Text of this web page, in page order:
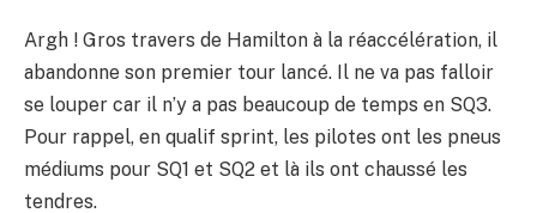
Argh ! Gros travers de Hamilton à la réaccélération, il
abandonne son premier tour lancé. Il ne va pas falloir
se louper car il n’y a pas beaucoup de temps en SQ3.
Pour rappel, en qualif sprint, les pilotes ont les pneus
médiums pour SQ1 et SQ2 et là ils ont chaussé les
tendres.